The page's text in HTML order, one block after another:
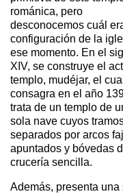
románica, pero
desconocemos cuál
configuración de la
ese momento. En el
XIV, se construye el
templo, mudéjar, el
consagra en el año
trata de un templo de
sola nave cuyos
separados por arcos
apuntados y bóvedas
crucería sencilla.
Además, presenta una